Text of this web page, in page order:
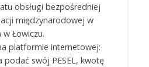
obsługi bezpośredniej
międzynarodowej w
Łowiczu.
platformie internetowej:
swój PESEL, kwotę